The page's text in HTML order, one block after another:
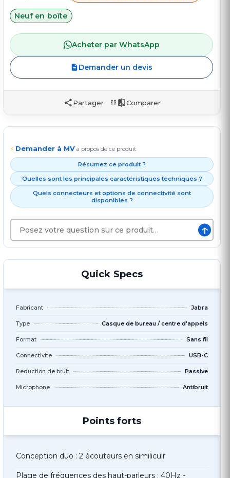
Neuf en boîte
Acheter par WhatsApp
Demander un devis
Partager Comparer
⚡ Demander à MV à propos de ce produit
Résumez ce produit ?
Quelles sont les principales caractéristiques techniques ?
Quels connecteurs et options de connectivité sont
disponibles ?
↑
Quick Specs
Fabricant Jabra
Type Casque de bureau / centre d'appels
Format Sans fil
Connectivite USB-C
Reduction de bruit Passive
Microphone Antibruit
Points forts
Conception duo : 2 écouteurs en similicuir
Plage de fréquences des haut-parleurs : 40Hz -